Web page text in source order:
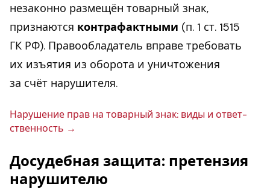
незаконно размещён товарный знак,
признаются контрафактными (п. 1 ст. 1515
ГК РФ). Правообладатель вправе требовать
их изъятия из оборота и уничтожения
за счёт нарушителя.
На­ру­ше­ние прав на то­вар­ный знак: виды и от­вет­
ствен­ность
Досудебная защита: претензия
нарушителю